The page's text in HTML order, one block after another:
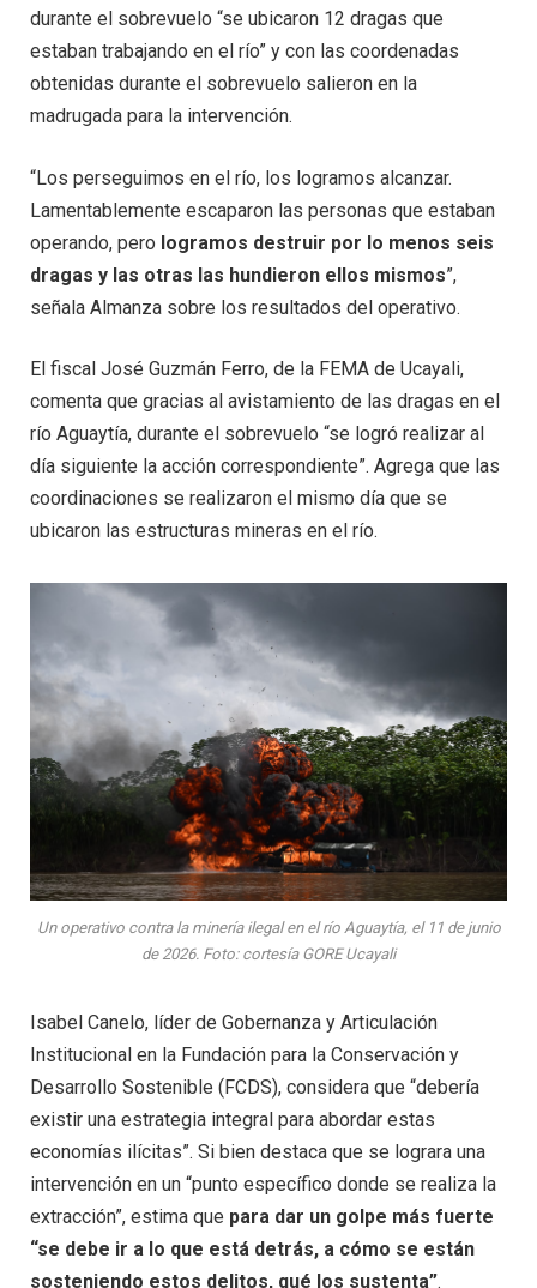
durante el sobrevuelo “se ubicaron 12 dragas que
estaban trabajando en el río” y con las coordenadas
obtenidas durante el sobrevuelo salieron en la
madrugada para la intervención.
“Los perseguimos en el río, los logramos alcanzar.
Lamentablemente escaparon las personas que estaban
operando, pero logramos destruir por lo menos seis
dragas y las otras las hundieron ellos mismos”,
señala Almanza sobre los resultados del operativo.
El fiscal José Guzmán Ferro, de la FEMA de Ucayali,
comenta que gracias al avistamiento de las dragas en el
río Aguaytía, durante el sobrevuelo “se logró realizar al
día siguiente la acción correspondiente”. Agrega que las
coordinaciones se realizaron el mismo día que se
ubicaron las estructuras mineras en el río.
Un operativo contra la minería ilegal en el río Aguaytía, el 11 de junio
de 2026. Foto: cortesía GORE Ucayali
Isabel Canelo, líder de Gobernanza y Articulación
Institucional en la Fundación para la Conservación y
Desarrollo Sostenible (FCDS), considera que “debería
existir una estrategia integral para abordar estas
economías ilícitas”. Si bien destaca que se lograra una
intervención en un “punto específico donde se realiza la
extracción”, estima que para dar un golpe más fuerte
“se debe ir a lo que está detrás, a cómo se están
sosteniendo estos delitos, qué los sustenta”.